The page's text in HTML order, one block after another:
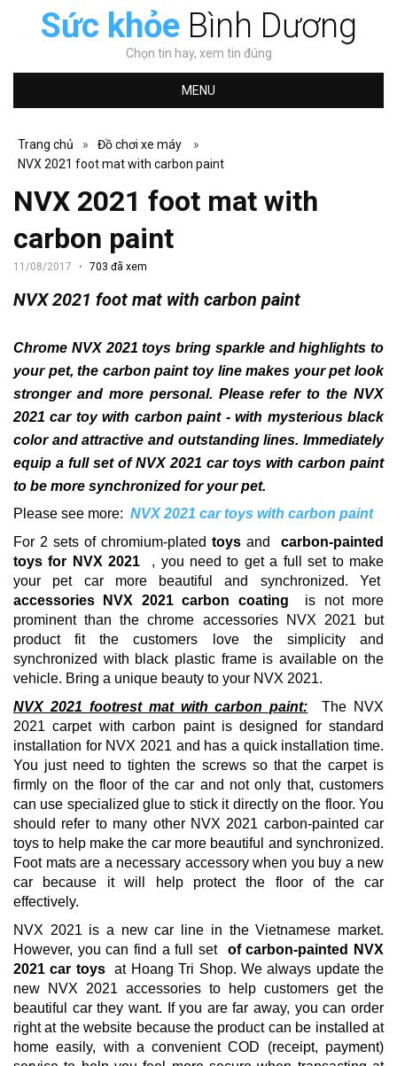
Sức khỏeBình Dương
Chọn tin hay, xem tin đúng
MENU
Trang chủ » Đồ chơi xe máy
»
NVX 2021 foot mat with carbon paint
NVX 2021 foot mat with
carbon paint
11/08/2017 703 đã xem
NVX 2021 foot mat with carbon paint
Chrome NVX 2021 toys bring sparkle and highlights to
your pet, the carbon paint toy line makes your pet look
stronger and more personal. Please refer to the NVX
2021 car toy with carbon paint - with mysterious black
color and attractive and outstanding lines. Immediately
equip a full set of NVX 2021 car toys with carbon paint
to be more synchronized for your pet.
Please see more: NVX 2021 car toys with carbon paint
For 2 sets of chromium-plated toys and carbon-painted
toys for NVX 2021 , you need to get a full set to make
your pet car more beautiful and synchronized. Yet
accessories NVX 2021 carbon coating is not more
prominent than the chrome accessories NVX 2021 but
product fit the customers love the simplicity and
synchronized with black plastic frame is available on the
vehicle. Bring a unique beauty to your NVX 2021.
NVX 2021 footrest mat with carbon paint:
The NVX
2021 carpet with carbon paint is designed for standard
installation for NVX 2021 and has a quick installation time.
You just need to tighten the screws so that the carpet is
firmly on the floor of the car and not only that, customers
can use specialized glue to stick it directly on the floor. You
should refer to many other NVX 2021 carbon-painted car
toys to help make the car more beautiful and synchronized.
Foot mats are a necessary accessory when you buy a new
car because it will help protect the floor of the car
effectively.
NVX 2021 is a new car line in the Vietnamese market.
However, you can find a full set of carbon-painted NVX
2021 car toysat Hoang Tri Shop. We always update the
new NVX 2021 accessories to help customers get the
beautiful car they want.
If you are far away, you can order
right at the website because the product can be installed at
home easily, with a convenient COD (receipt, payment)